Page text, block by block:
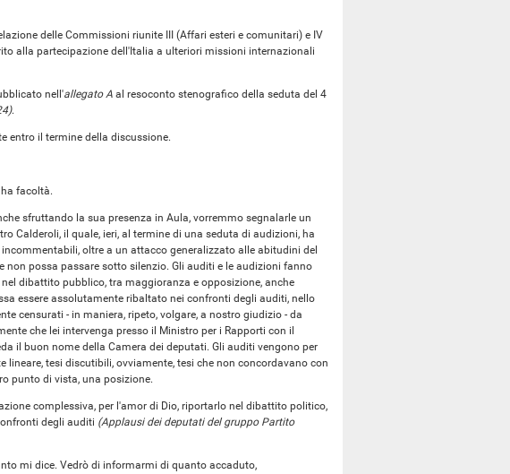
delle Commissioni riunite III (Affari esteri e comunitari) e IV
alla partecipazione dell'Italia a ulteriori missioni internazionali
nell'allegato A al resoconto stenografico della seduta del 4
.
entro il termine della discussione.
facoltà.
sfruttando la sua presenza in Aula, vorremmo segnalarle un
Calderoli, il quale, ieri, al termine di una seduta di audizioni, ha
oltre a un attacco generalizzato alle abitudini del
non possa passare sotto silenzio. Gli auditi e le audizioni fanno
dibattito pubblico, tra maggioranza e opposizione, anche
essere assolutamente ribaltato nei confronti degli auditi, nello
censurati - in maniera, ripeto, volgare, a nostro giudizio - da
che lei intervenga presso il Ministro per i Rapporti con il
il buon nome della Camera dei deputati. Gli auditi vengono per
tesi discutibili, ovviamente, tesi che non concordavano con
punto di vista, una posizione.
complessiva, per l'amor di Dio, riportarlo nel dibattito politico,
degli auditi (Applausi dei deputati del gruppo Partito
mi dice. Vedrò di informarmi di quanto accaduto,